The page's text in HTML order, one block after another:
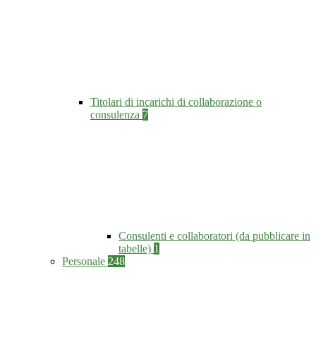
Titolari di incarichi di collaborazione o
consulenza 7
Consulenti e collaboratori (da pubblicare in
tabelle) 1
Personale 248